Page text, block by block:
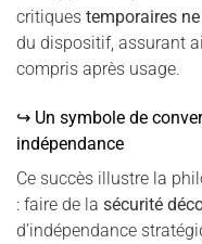
critiques temporaires
du dispositif, assurant
compris après usage.
↪ Un symbole de
indépendance
Ce succès illustre la
: faire de la sécurité
d’indépendance